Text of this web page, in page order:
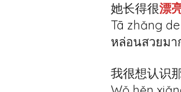
她长得很漂
Tā zhǎng
หล่อนสวยมา
我很想认识